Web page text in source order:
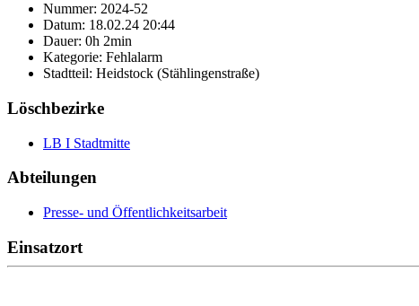
Nummer: 2024-52
Datum: 18.02.24 20:44
Dauer: 0h 2min
Kategorie: Fehlalarm
Stadtteil: Heidstock (Stählingenstraße)
Löschbezirke
LB I Stadtmitte
Abteilungen
Presse- und Öffentlichkeitsarbeit
Einsatzort